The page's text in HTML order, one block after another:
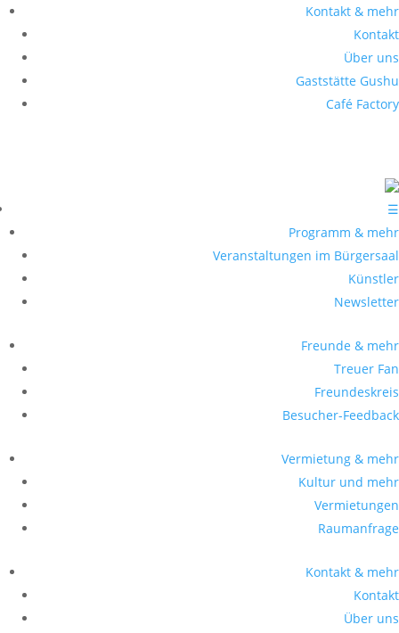
Kontakt & mehr
Kontakt
Über uns
Gaststätte Gushu
Café Factory
☰
Programm & mehr
Veranstaltungen im Bürgersaal
Künstler
Newsletter
Freunde & mehr
Treuer Fan
Freundeskreis
Besucher-Feedback
Vermietung & mehr
Kultur und mehr
Vermietungen
Raumanfrage
Kontakt & mehr
Kontakt
Über uns